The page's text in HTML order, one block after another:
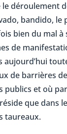
déroulement
bandido, le
bien du mal à
de
de barrières
publics et où
que dans
taureaux.